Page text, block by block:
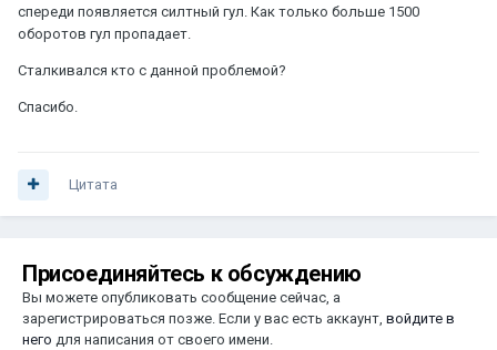
спереди появляется силтный гул. Как только больше 1500
оборотов гул пропадает.
Сталкивался кто с данной проблемой?
Спасибо.
Цитата
Присоединяйтесь к обсуждению
Вы можете опубликовать сообщение сейчас, а
зарегистрироваться позже. Если у вас есть аккаунт, войдите в
него для написания от своего имени.